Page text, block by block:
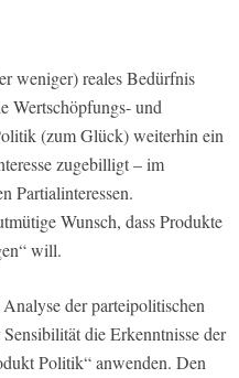
weniger) reales Bedürfnis
Wertschöpfungs- und
(zum Glück) weiterhin ein
zugebilligt – im
Partialinteressen.
Wunsch, dass Produkte
will.
der parteipolitischen
die Erkenntnisse der
Politik“ anwenden. Den